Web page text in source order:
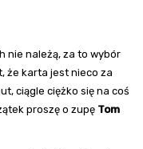
nie należą, za to wybór
że karta jest nieco za
ciągle ciężko się na coś
proszę o zupę Tom